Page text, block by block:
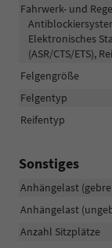
Fahrwerk- und
Elektronisches
(ASR/CTS/ETS),
Felgengröße
Felgentyp
Reifentyp
Sonstiges
Anhängelast
Anhängelast
Anzahl Sitzplätze